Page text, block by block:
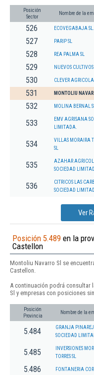
Posición
Sector
Nombre de la
526 ECOVEGABAJA SL.
527 PARIP SL
528 REA PALMA SL
529 NUEVOS CULTIVOS
530 CLEVER AGRICOLA
531 MONTOLIU
532 MOLINA BERNAL SL
533
EMV AGRISANA
LIMITADA.
534
VILLAS MORAIRA
SL
535
AZAHAR
SOCIEDAD
536
CITRICOS LAS
SOCIEDAD
Ver
Posición 5.489 en la
Castellon
Montoliu Navarro Sl se
Castellon.
A continuación podrá consultar
Sl y empresas con posiciones
Posición
Provincia
Nombre de la
5.484
GRANJA
SOCIEDAD
5.485
INVERSIONES
TORRES SL
5.486 FONTANERIA